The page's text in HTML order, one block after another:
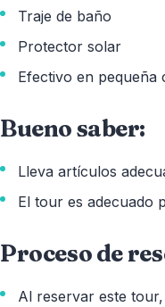
Traje de baño
Protector solar
Efectivo en pequeña
Bueno saber:
Lleva artículos
El tour es adecuado
Proceso de
Al reservar este